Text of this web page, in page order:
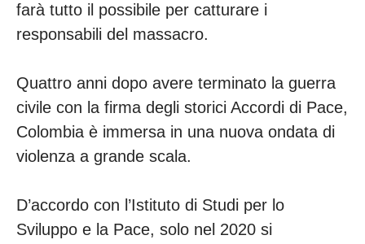
farà tutto il possibile per catturare i
responsabili del massacro.
Quattro anni dopo avere terminato la guerra
civile con la firma degli storici Accordi di Pace,
Colombia è immersa in una nuova ondata di
violenza a grande scala.
D’accordo con l’Istituto di Studi per lo
Sviluppo e la Pace, solo nel 2020 si